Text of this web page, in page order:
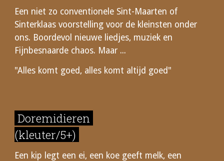
Een niet zo conventionele Sint-Maarten of
Sinterklaas voorstelling voor de kleinsten onder
ons. Boordevol nieuwe liedjes, muziek en
Fijnbesnaarde chaos. Maar ...
"Alles komt goed, alles komt altijd goed"
Doremidieren
(kleuter/5+)
Een kip legt een ei, een koe geeft melk, een